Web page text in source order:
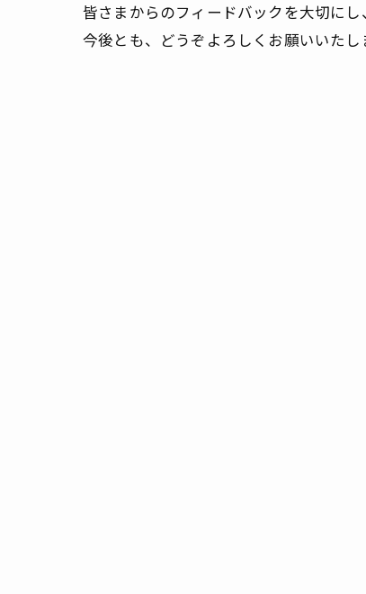
皆さまからのフィードバックを大切にし
今後とも、どうぞよろしくお願いいたし